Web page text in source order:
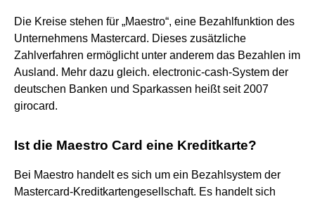
Die Kreise stehen für „Maestro“, eine Bezahlfunktion des
Unternehmens Mastercard. Dieses zusätzliche
Zahlverfahren ermöglicht unter anderem das Bezahlen im
Ausland. Mehr dazu gleich. electronic-cash-System der
deutschen Banken und Sparkassen heißt seit 2007
girocard.
Ist die Maestro Card eine Kreditkarte?
Bei Maestro handelt es sich um ein Bezahlsystem der
Mastercard-Kreditkartengesellschaft. Es handelt sich